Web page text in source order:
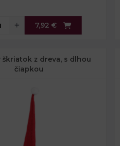
7,92 €
škriatok z dreva, s dlhou
čiapkou